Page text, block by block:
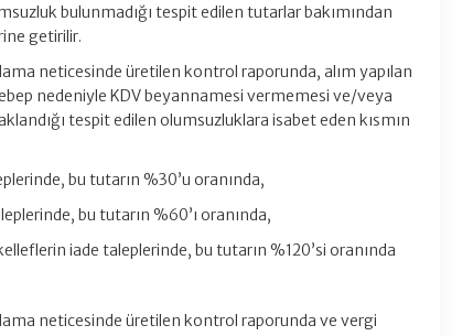
bulunmadığı tespit edilen tutarlar bakımından
getirilir.
neticesinde üretilen kontrol raporunda, alım yapılan
nedeniyle KDV beyannamesi vermemesi ve/veya
tespit edilen olumsuzluklara isabet eden kısmın
bu tutarın %30’u oranında,
bu tutarın %60’ı oranında,
iade taleplerinde, bu tutarın %120’si oranında
neticesinde üretilen kontrol raporunda ve vergi